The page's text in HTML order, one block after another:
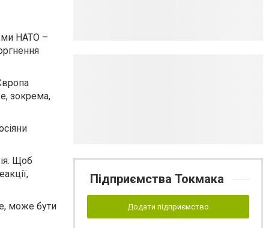
НАТО –
зокрема,
Щоб
може бути
Підприємства Токмака
Додати підприємство